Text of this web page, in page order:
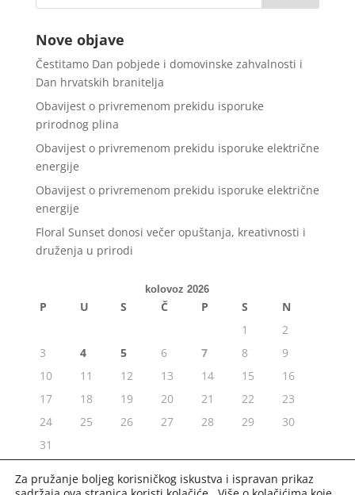
Nove objave
Čestitamo Dan pobjede i domovinske zahvalnosti i
Dan hrvatskih branitelja
Obavijest o privremenom prekidu isporuke
prirodnog plina
Obavijest o privremenom prekidu isporuke električne
energije
Obavijest o privremenom prekidu isporuke električne
energije
Floral Sunset donosi večer opuštanja, kreativnosti i
druženja u prirodi
kolovoz 2026
P U S Č P S
N
1
2
3
4 5 6 7 8
9
10
11 12 13 14 15
16
17
18 19 20 21 22
23
24
25 26 27 28 29
30
31
« srp
Za pružanje boljeg korisničkog iskustva i ispravan prikaz